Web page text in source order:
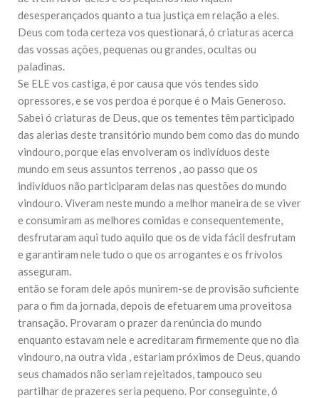
Falecimento do Imam Ali Ibn Al-Hussein
(A.S.)
Em nome de Deus, o Clemente, o Misericordioso! Diante da
muçulmanos, o Imam Ali Ibn Al-Hussein Ibn Ali Ibn Abi Táleb
(A.S.), conhecido por “Zein Al-Ábidin” (Formosura
NOTÍCIAS
Centro Islâmico no Brasil recebe o ex-
ministro das Relações Exteriores da
República Islâmica do Irã
Brasil recebeu em sua sede, em São Paulo, o ex-ministro das
Relações Exteriores da República Islâmica do Irã, Sr. Kamal
desesperançados quanto a tua justiça em relação a eles.
Deus com toda certeza vos questionará, ó criaturas acerca
das vossas ações, pequenas ou grandes, ocultas ou
paladinas.
Se ELE vos castiga, é por causa que vós tendes sido
opressores, e se vos perdoa é porque é o Mais Generoso.
Sabei ó criaturas de Deus, que os tementes têm participado
das alerias deste transitório mundo bem como das do mundo
vindouro, porque elas envolveram os indivíduos deste
mundo em seus assuntos terrenos , ao passo que os
indivíduos não participaram delas nas questões do mundo
vindouro. Viveram neste mundo a melhor maneira de se viver
e consumiram as melhores comidas e consequentemente,
desfrutaram aqui tudo aquilo que os de vida fácil desfrutam
e garantiram nele tudo o que os arrogantes e os frívolos
asseguram.
então se foram dele após munirem-se de provisão suficiente
para o fim da jornada, depois de efetuarem uma proveitosa
transação. Provaram o prazer da renúncia do mundo
enquanto estavam nele e acreditaram firmemente que no dia
vindouro, na outra vida , estariam próximos de Deus, quando
seus chamados não seriam rejeitados, tampouco seu
partilhar de prazeres seria pequeno. Por conseguinte, ó